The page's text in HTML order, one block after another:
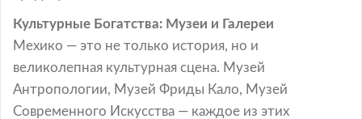
Культурные Богатства: Музеи и Галереи
Мехико — это не только история, но и
великолепная культурная сцена. Музей
Антропологии, Музей Фриды Кало, Музей
Современного Искусства — каждое из этих